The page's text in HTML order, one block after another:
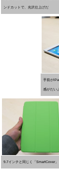
ンドカットで、光沢仕上げだ
手前が
感がだい
9.7インチと同じく「SmartCover